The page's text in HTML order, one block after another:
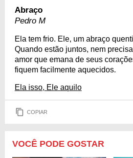
Abraço
Pedro M
Ela tem frio. Ele, um abraço
Quando estão juntos, nem
amor que emana de seus
fiquem facilmente aquecidos.
Ela isso, Ele aquilo
COPIAR
VOCÊ PODE GOSTAR